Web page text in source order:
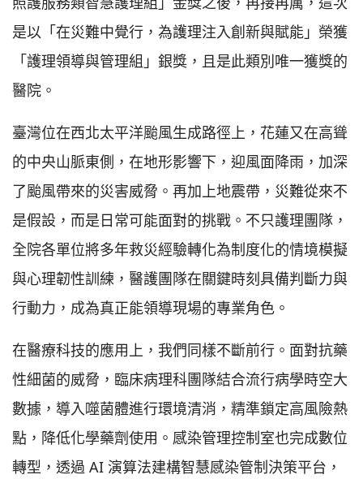
是以「在災難中覺行，為護理注入創新與賦能」榮獲
「護理領導與管理組」銀獎，且是此類別唯一獲獎的
醫院。
臺灣位在西北太平洋颱風生成路徑上，花蓮又在高聳
的中央山脈東側，在地形影響下，迎風面降雨，加深
了颱風帶來的災害威脅。再加上地震帶，災難從來不
是假設，而是日常可能面對的挑戰。不只護理團隊，
全院各單位將多年救災經驗轉化為制度化的情境模擬
與心理韌性訓練，醫護團隊在關鍵時刻具備判斷力與
行動力，成為真正能領導現場的專業角色。
在醫療科技的應用上，我們同樣不斷前行。面對抗藥
性細菌的威脅，臨床病理科團隊結合流行病學時空大
數據，導入噬菌體進行環境清消，精準鎖定高風險熱
點，降低化學藥劑使用。感染管理控制室也完成數位
轉型，透過 AI 演算法建構智慧感染管制決策平台，